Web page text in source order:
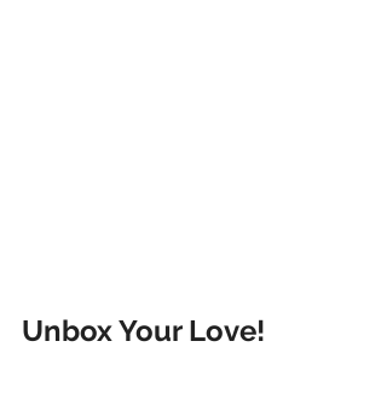
Unbox Your Love!